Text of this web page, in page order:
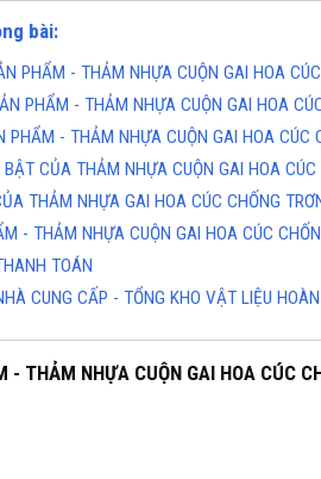
bài:
PHẨM - THẢM NHỰA CUỘN GAI HOA
PHẨM - THẢM NHỰA CUỘN GAI HOA
PHẨM - THẢM NHỰA CUỘN GAI HOA CÚC
CỦA THẢM NHỰA CUỘN GAI HOA CÚC
THẢM NHỰA GAI HOA CÚC CHỐNG
- THẢM NHỰA CUỘN GAI HOA CÚC
TOÁN
CUNG CẤP - TỔNG KHO VẬT LIỆU
- THẢM NHỰA CUỘN GAI HOA CÚC